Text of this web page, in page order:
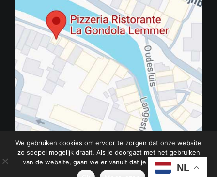
Privacy | Disclaimer | Over ons
NL
We gebruiken cookies om ervoor te zorgen dat onze website
zo soepel mogelijk draait. Als je doorgaat met het gebruiken
van de website, gaan we er vanuit dat je ermee instemt.